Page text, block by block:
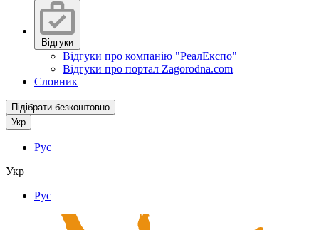
Відгуки
Відгуки про компанію "РеалЕкспо"
Відгуки про портал Zagorodna.com
Словник
Підібрати безкоштовно
Укр
Рус
Укр
Рус